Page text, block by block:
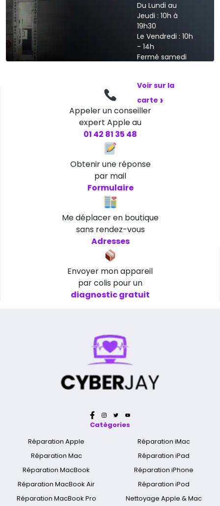
Du Lundi au
Jeudi : 10h à
19h30
Le Vendredi : 10h
- 14h
Fermé samedi
Voir sur la
carte ›
Appeler un conseiller
expert Apple au
01 42 81 35 48
Obtenir une réponse
par mail
Formulaire
Me déplacer en boutique
sans rendez-vous
Adresses
Envoyer mon appareil
par colis pour un
diagnostic gratuit
Catégories
Réparation Apple
Réparation Mac
Réparation MacBook
Réparation MacBook Air
Réparation MacBook Pro
Réparation iMac
Réparation iPad
Réparation iPhone
Réparation iPod
Nettoyage Apple & Mac